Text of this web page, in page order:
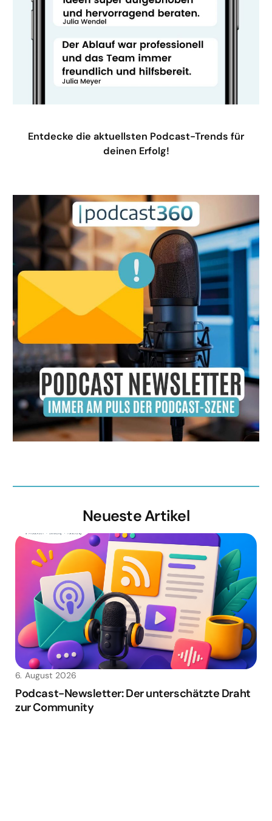
Entdecke die aktuellsten Podcast-Trends für
deinen Erfolg!
Neueste Artikel
Podcast-Newsletter: Der unterschätzte Draht
zur Community
6. August 2026